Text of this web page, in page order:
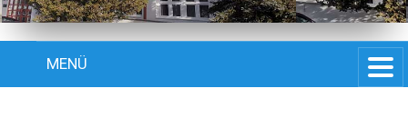
MENÜ